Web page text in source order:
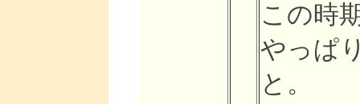
この時
やっぱ
と。